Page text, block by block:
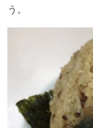
う。